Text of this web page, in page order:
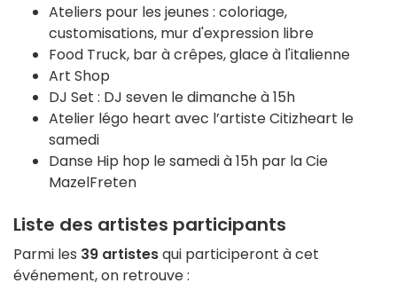
Ateliers pour les jeunes : coloriage,
customisations, mur d'expression libre
Food Truck, bar à crêpes, glace à l'italienne
Art Shop
DJ Set : DJ seven le dimanche à 15h
Atelier légo heart avec l’artiste Citizheart le
samedi
Danse Hip hop le samedi à 15h par la Cie
MazelFreten
Liste des artistes participants
Parmi les 39 artistesqui participeront à cet
événement, on retrouve :